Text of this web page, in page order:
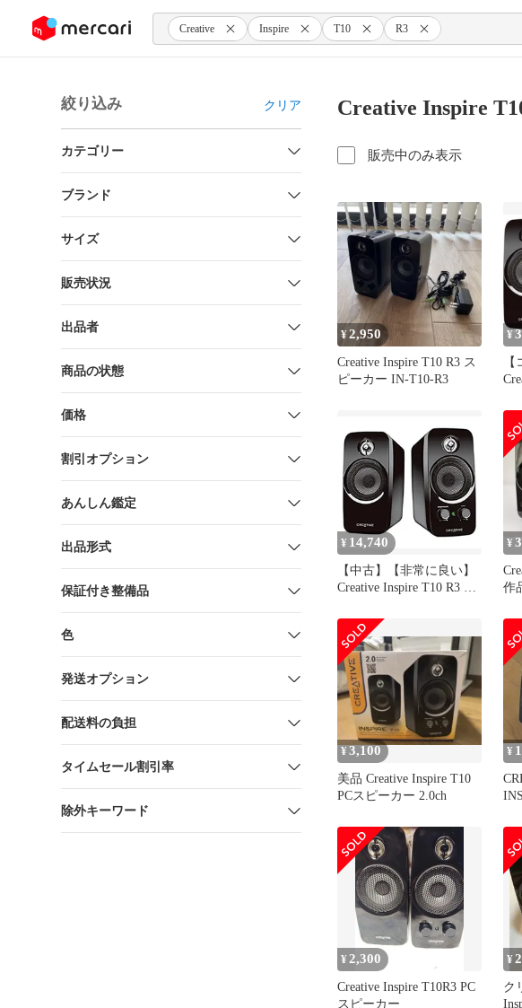
ツにスキップ Creative Inspire T10 R3
絞り込み クリア
カテゴリー
ブランド
サイズ
販売状況
出品者
商品の状態
価格
割引オプション
あんしん鑑定
出品形式
保証付き整備品
色
発送オプション
配送料の負担
タイムセール割引率
除外キーワード
Creative Inspire
販売中のみ表示
¥2,950
Creative Inspire T10 R3 ス
ピーカー IN-T10-R3
¥
¥ 14,740
【中古】【非常に良い】
Creative Inspire T10 R3 ス
¥
作
¥3,100
美品 Creative Inspire T10
PCスピーカー 2.0ch
¥
¥ 2,300
Creative Inspire T10R3 PC
スピーカー
¥
ク